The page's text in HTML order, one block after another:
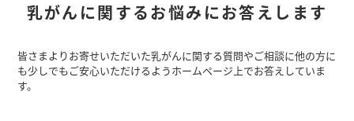
乳がんに関するお悩みにお答えします
皆さまよりお寄せいただいた乳がんに関する質問やご相談に他の方に
も少しでもご安心いただけるようホームページ上でお答えしていま
す。